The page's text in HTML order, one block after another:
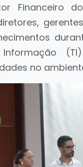
Financeiro
no